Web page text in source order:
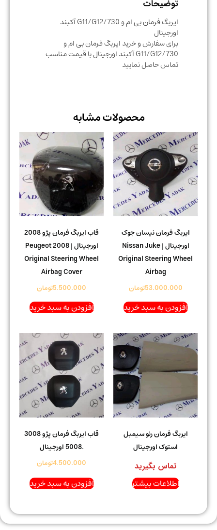
توضیحات
ایربگ فرمان بی ام و 730/G11/G12 آکبند
اورجینال
برای سفارش و خرید ایربگ فرمان بی ام و
730/G11/G12 آکبند اورجینال با قیمت مناسب
تماس حاصل نمایید
محصولات مشابه
ایربگ فرمان نیسان جوک
اورجینال | Nissan Juke
Original Steering Wheel
Airbag
53.000.000تومان
افزودن به سبد خرید
قاب ایربگ فرمان پژو 2008
اورجینال | Peugeot 2008
Original Steering Wheel
Airbag Cover
5.500.000تومان
افزودن به سبد خرید
ایربگ فرمان رنو سیمبل
استوک اورجینال
تماس بگیرید
اطلاعات بیشتر
قاب ایربگ فرمان پژو 3008
4.500.000تومان
افزودن به سبد خرید